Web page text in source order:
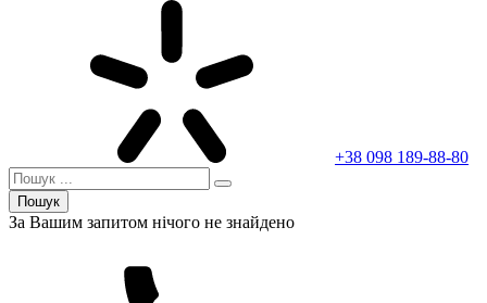
+38 098 189-88-80
Пошук
За Вашим запитом нічого не знайдено